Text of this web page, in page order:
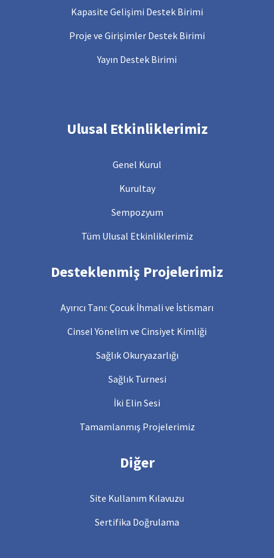
Kapasite Gelişimi Destek Birimi
Proje ve Girişimler Destek Birimi
Yayın Destek Birimi
Ulusal Etkinliklerimiz
Genel Kurul
Kurultay
Sempozyum
Tüm Ulusal Etkinliklerimiz
Desteklenmiş Projelerimiz
Ayırıcı Tanı: Çocuk İhmali ve İstismarı
Cinsel Yönelim ve Cinsiyet Kimliği
Sağlık Okuryazarlığı
Sağlık Turnesi
İki Elin Sesi
Tamamlanmış Projelerimiz
Diğer
Site Kullanım Kılavuzu
Sertifika Doğrulama